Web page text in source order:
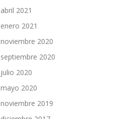
abril 2021
enero 2021
noviembre 2020
septiembre 2020
julio 2020
mayo 2020
noviembre 2019